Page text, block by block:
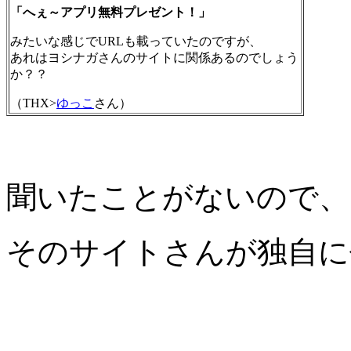
「へぇ～アプリ無料プレゼント！」
みたいな感じでURLも載っていたのですが、
あれはヨシナガさんのサイトに関係あるのでしょう
か？？
（THX>ゆっこ さん）
聞いたことがないので
そのサイトさんが独自